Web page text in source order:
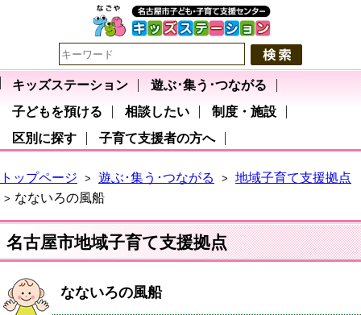
キッズステーション
遊ぶ･集う･つながる
子どもを預ける
相談したい
制度・施設
区別に探す
子育て支援者の方へ
トップページ > 遊ぶ･集う･つながる > 地域子育て支援拠点
> なないろの風船
名古屋市地域子育て支援拠点
なないろの風船